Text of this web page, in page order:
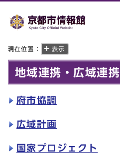
現在位置： 表示
地域連携・広域連携
府市協調
広域計画
国家プロジェクト